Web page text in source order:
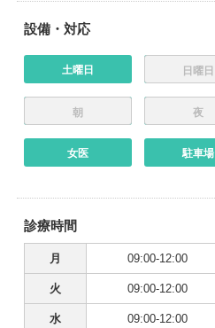
設備・対応
土曜日 日曜日
朝 夜
女医 駐車場
診療時間
月 09:00-12:00
火 09:00-12:00
水 09:00-12:00